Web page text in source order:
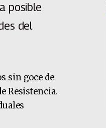
posible
del
sin goce de
Resistencia.